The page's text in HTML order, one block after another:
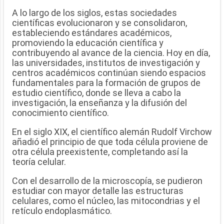
A lo largo de los siglos, estas sociedades
científicas evolucionaron y se consolidaron,
estableciendo estándares académicos,
promoviendo la educación científica y
contribuyendo al avance de la ciencia. Hoy en día,
las universidades, institutos de investigación y
centros académicos continúan siendo espacios
fundamentales para la formación de grupos de
estudio científico, donde se lleva a cabo la
investigación, la enseñanza y la difusión del
conocimiento científico.
En el siglo XIX, el científico alemán Rudolf Virchow
añadió el principio de que toda célula proviene de
otra célula preexistente, completando así la
teoría celular.
Con el desarrollo de la microscopía, se pudieron
estudiar con mayor detalle las estructuras
celulares, como el núcleo, las mitocondrias y el
retículo endoplasmático.